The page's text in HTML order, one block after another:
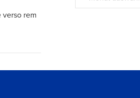
rem